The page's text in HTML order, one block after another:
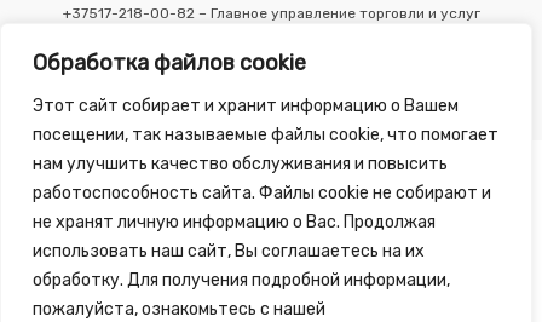
Обработка файлов cookie
Этот сайт собирает и хранит информацию о Вашем
посещении, так называемые файлы cookie, что помогает
нам улучшить качество обслуживания и повысить
работоспособность сайта. Файлы cookie не собирают и
не хранят личную информацию о Вас. Продолжая
использовать наш сайт, Вы соглашаетесь на их
обработку. Для получения подробной информации,
пожалуйста, ознакомьтесь с нашей
+37517-218-00-82 – Главное управление торговли и услуг
Copyright 2010 - 2026 ©Зелёная Аптека, разработка сайта
-Tirex Media